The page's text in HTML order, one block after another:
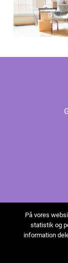
På vores
statistik og
information